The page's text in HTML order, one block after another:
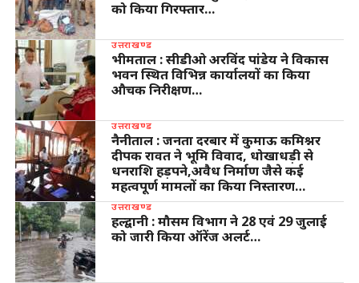
को किया गिरफ्तार…
उत्तराखण्ड
भीमताल : सीडीओ अरविंद पांडेय ने विकास
भवन स्थित विभिन्न कार्यालयों का किया
औचक निरीक्षण…
उत्तराखण्ड
नैनीताल : जनता दरबार में कुमाऊ कमिश्नर
दीपक रावत ने भूमि विवाद, धोखाधड़ी से
धनराशि हड़पने,अवैध निर्माण जैसे कई
महत्वपूर्ण मामलों का किया निस्तारण…
उत्तराखण्ड
हल्द्वानी : मौसम विभाग ने 28 एवं 29 जुलाई
को जारी किया ऑरेंज अलर्ट…